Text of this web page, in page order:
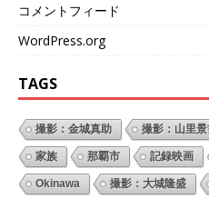
コメントフィード
WordPress.org
TAGS
撮影：金城真助 撮影：山里
家族 那覇市 記録映画
Okinawa 撮影：大城隆盛